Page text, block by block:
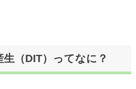
生（DIT）ってなに？